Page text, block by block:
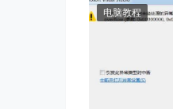
电脑教程